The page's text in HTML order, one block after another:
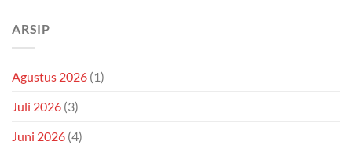
ARSIP
Agustus 2026 (1)
Juli 2026 (3)
Juni 2026 (4)